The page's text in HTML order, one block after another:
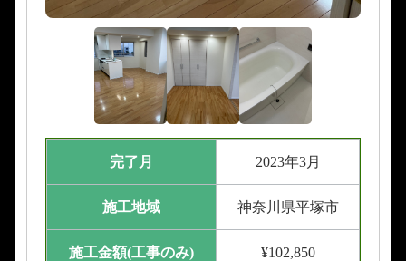
完了月 2023年3月
施工地域 神奈川県平塚市
施工金額(工事のみ) ¥102,850